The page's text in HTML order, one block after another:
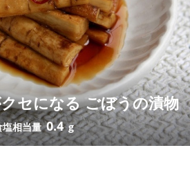
セになる ごぼうの漬物
塩相当量0.4 g